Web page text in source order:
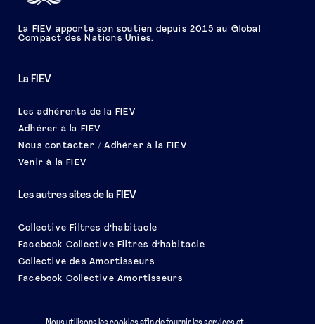
La FIEV
Les adhérents de la FIEV
Adhérer à la FIEV
Nous contacter / Adhérer à la FIEV
Venir à la FIEV
Les autres sites de la FIEV
Collective Filtres d’habitacle
Facebook Collective Filtres d’habitacle
Collective des Amortisseurs
Facebook Collective Amortisseurs
La FIEV apporte son soutien depuis 2015 au Global
Compact des Nations Unies.